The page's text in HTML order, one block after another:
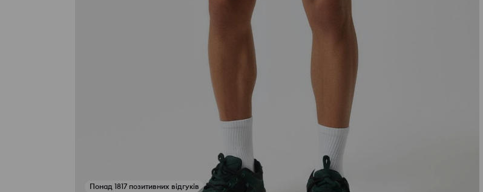
Переглянути фото з відгуків